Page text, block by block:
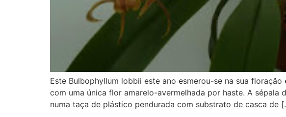
Este Bulbophyllum lobbii este ano esmerou-se na sua
com uma única flor amarelo-avermelhada por haste. A
numa taça de plástico pendurada com substrato de casca de